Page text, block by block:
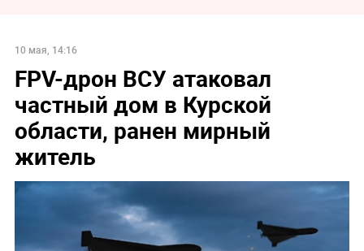
10 мая, 14:16
FPV-дрон ВСУ атаковал
частный дом в Курской
области, ранен мирный
житель